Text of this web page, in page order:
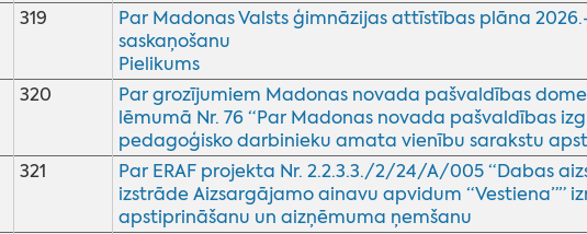
319
Par Madonas Valsts ģimnāzijas attīstības plāna
saskaņošanu
Pielikums
320
Par grozījumiem Madonas novada pašvaldības
lēmumā Nr. 76 “Par Madonas novada pašvaldības
pedagoģisko darbinieku amata vienību sarakstu
321
Par ERAF projekta Nr. 2.2.3.3./2/24/A/005 “Dabas
izstrāde Aizsargājamo ainavu apvidum “Vestiena””
apstiprināšanu un aizņēmuma ņemšanu